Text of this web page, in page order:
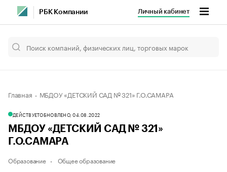
РБК Компании Личный кабинет
Главная МБДОУ «ДЕТСКИЙ САД № 321» Г.О.САМАРА
ДЕЙСТВУЕТОБНОВЛЕНО, 04.08.2022
МБДОУ «ДЕТСКИЙ САД № 321»
Г.О.САМАРА
Образование Общее образование